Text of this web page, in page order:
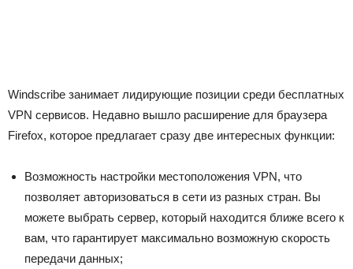
Windscribe занимает лидирующие позиции среди бесплатных
VPN сервисов. Недавно вышло расширение для браузера
Firefox, которое предлагает сразу две интересных функции:
Возможность настройки местоположения VPN, что
позволяет авторизоваться в сети из разных стран. Вы
можете выбрать сервер, который находится ближе всего к
вам, что гарантирует максимально возможную скорость
передачи данных;